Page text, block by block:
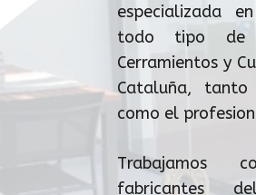
especializada
todo tipo de
Cerramientos y
Cataluña,
como el
Trabajamos
fabricantes